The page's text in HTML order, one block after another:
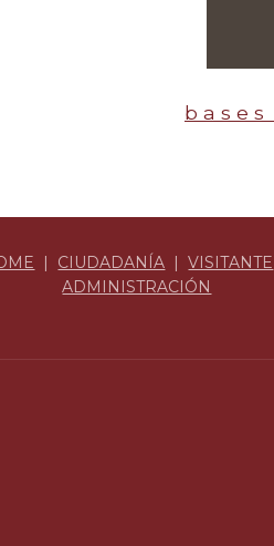
b a s e
CIUDADANÍA |VISITANTE
ADMINISTRACIÓN